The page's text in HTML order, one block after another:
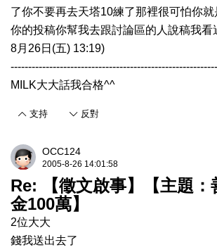
了你不要再去天塔10練了那裡很可怕你
你的投稿你幫我去跟討論區的人說稿我看
8月26日(五) 13:19)
MILK大大話我合格^^
支持 反對
OCC124
2005-8-26 14:01:58
Re: 【徵文啟事】【主題：
金100萬】
2位大大
錢我送出去了